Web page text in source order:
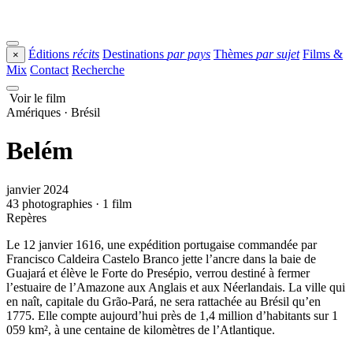
× Éditions récits Destinations par pays Thèmes par sujet Films &
Mix Contact Recherche
Voir le film
Amériques · Brésil
Belém
janvier 2024
43 photographies · 1 film
Repères
Le 12 janvier 1616, une expédition portugaise commandée par
Francisco Caldeira Castelo Branco jette l’ancre dans la baie de
Guajará et élève le Forte do Presépio, verrou destiné à fermer
l’estuaire de l’Amazone aux Anglais et aux Néerlandais. La ville qui
en naît, capitale du Grão-Pará, ne sera rattachée au Brésil qu’en
1775. Elle compte aujourd’hui près de 1,4 million d’habitants sur 1
059 km², à une centaine de kilomètres de l’Atlantique.